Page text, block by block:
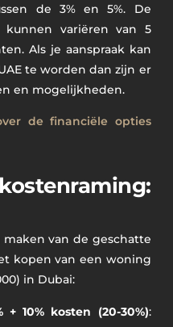
de 3% en 5%. De
kunnen variëren van 5
Als je aanspraak kan
te worden dan zijn er
en mogelijkheden.
de financiële opties
van de geschatte
kopen van een woning
in Dubai:
10% kosten (20-30%):